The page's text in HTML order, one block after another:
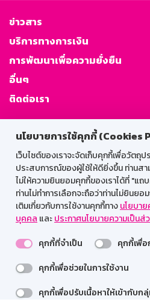
นโยบายการใช้คุกกี้ (Cookies
เว็บไซต์ของเราจะจัดเก็บคุกกี้เพื่อวัตถุ
ประสบการณ์ของผู้ใช้ให้ดียิ่งขึ้น ท่านส
ไม่ให้ความยินยอมคุกกี้ของเราได้ที่ "แถ
ท่านไม่ทำการเลือกจะถือว่าท่านไม่ยินย
เติมเกี่ยวกับการใช้งานคุกกี้ทางนโยบา
บุคคล และประกาศนโยบายความเป็น
คุกกี้ที่จำเป็น
คุกกี้เพื่อ
คุกกี้เพื่อช่วยในการใช้งาน
คุกกี้เพื่อปรับเนื้อหาให้เข้ากับก
ข่าวสาร
บริการทางการเงิน
การพัฒนาเพื่อความยั่งยืน
อื่นๆ
ติดต่อเรา
GSB
สำหรับพนั
Web HR
GSB
เข้าสู่ระบบเ
รองรับการใช้งานได้ดีบน